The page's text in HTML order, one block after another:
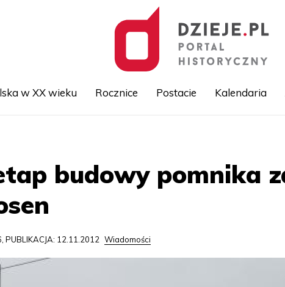
w XX wieku Rocznice Postacie Kalendaria
budowy pomnika
PUBLIKACJA: 12.11.2012 Wiadomości